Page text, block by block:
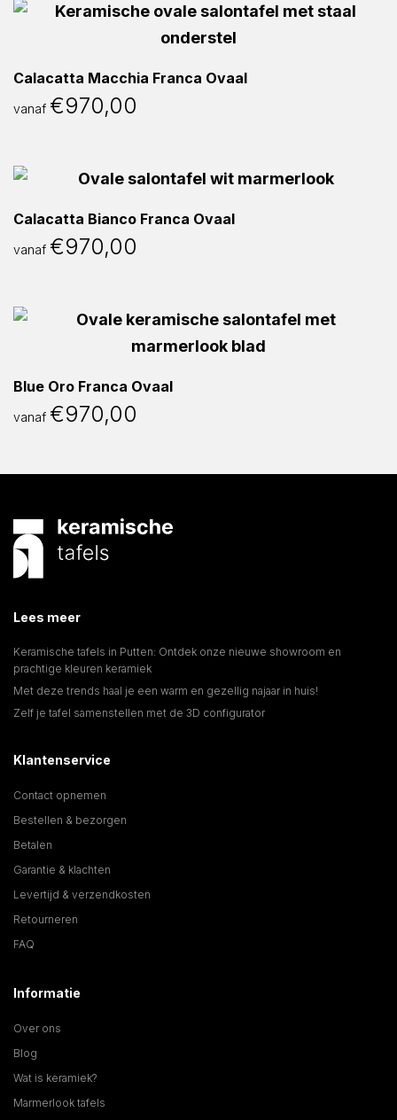
Calacatta Macchia Franca Ovaal
vanaf €970,00
Calacatta Bianco Franca Ovaal
vanaf €970,00
Blue Oro Franca Ovaal
vanaf €970,00
Lees meer
Keramische tafels in Putten: Ontdek onze nieuwe showroom en
prachtige kleuren keramiek
Met deze trends haal je een warm en gezellig najaar in huis!
Zelf je tafel samenstellen met de 3D configurator
Klantenservice
Contact opnemen
Bestellen & bezorgen
Betalen
Garantie & klachten
Levertijd & verzendkosten
Retourneren
FAQ
Informatie
Over ons
Blog
Wat is keramiek?
Marmerlook tafels